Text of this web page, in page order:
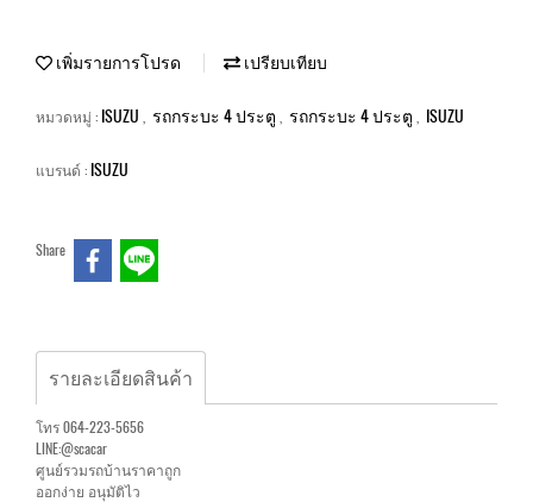
เพิ่มรายการโปรด เปรียบเทียบ
หมวดหมู่ : ISUZU รถกระบะ 4 ประตู รถกระบะ 4 ประตู ISUZU
แบรนด์ : ISUZU
Share
รายละเอียดสินค้า
โทร 064-223-5656
LINE:@scacar
ศูนย์รวมรถบ้านราคาถูก
ออกง่าย อนุมัติไว